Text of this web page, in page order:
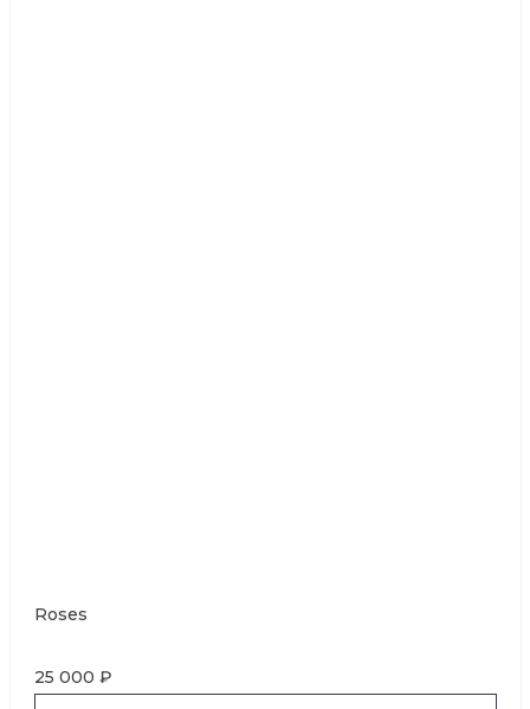
Roses
25 000 ₽